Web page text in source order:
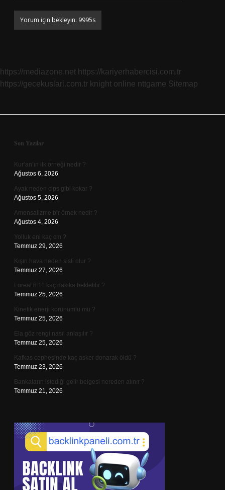
https://mediazone.net https://kariyerhabercisi.com.tr
https://gecekuslari.com.tr knight online nttgame Sitemap
Sidebar
Son Yazılar
Kur’an’ın ilk örneği nedir ?
Ağustos 6, 2026
Ayak neden cips gibi kokar ?
Ağustos 5, 2026
Amensalizme bir örnek nedir ?
Ağustos 4, 2026
Yolluk eni kaç cm ?
Temmuz 29, 2026
Kışın hava neden sisli olur ?
Temmuz 27, 2026
Loreal 8.11 kaç dakika bekletilir ?
Temmuz 25, 2026
Kinetik enerji korunumlu mu ?
Temmuz 25, 2026
Ela göz rengi nasıl anlaşılır ?
Temmuz 25, 2026
Kafkas cephesinde kaç asker donarak öldü ?
Temmuz 23, 2026
Bankaların istediği gelir belgesi nereden alınır ?
Temmuz 21, 2026